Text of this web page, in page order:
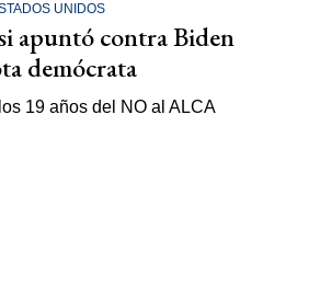
UNIDOS
apuntó contra Biden
demócrata